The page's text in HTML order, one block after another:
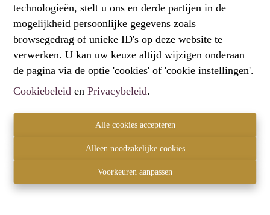
technologieën, stelt u ons en derde partijen in de
mogelijkheid persoonlijke gegevens zoals
browsegedrag of unieke ID's op deze website te
verwerken. U kan uw keuze altijd wijzigen onderaan
de pagina via de optie 'cookies' of 'cookie instellingen'.
Cookiebeleid enPrivacybeleid.
Alle cookies accepteren
Alleen noodzakelijke cookies
Voorkeuren aanpassen
Te huur
Contact
Hartemberg Vastgoed
2820 Bonheiden
+32 472 61 60 00